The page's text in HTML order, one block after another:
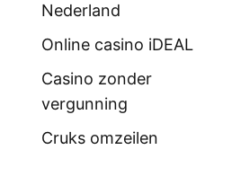
Nederland
Online casino iDEAL
Casino zonder
vergunning
Cruks omzeilen